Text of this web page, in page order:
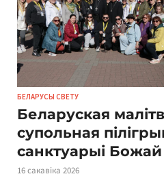
БЕЛАРУСЫ СВЕТУ
Беларуская
супольная
санктуарыі Божай
16 сакавіка 2026